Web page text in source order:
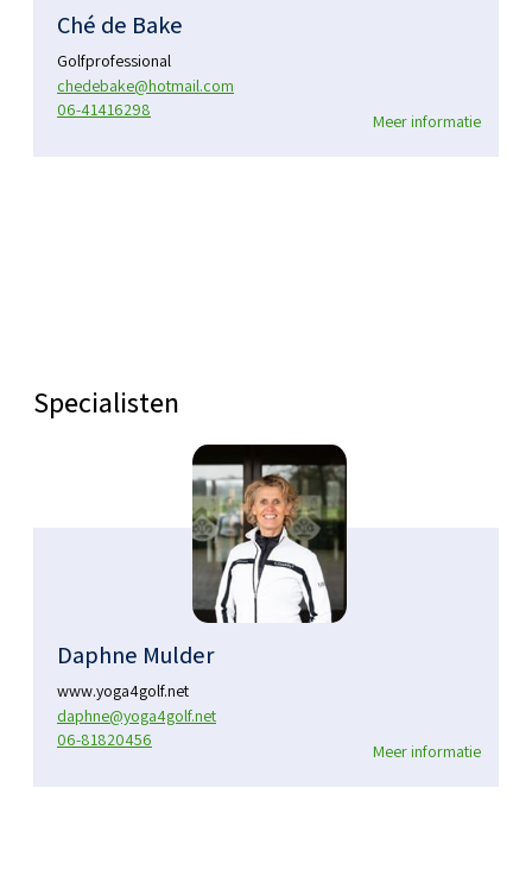
Ché de Bake
Golfprofessional
chedebake@hotmail.com
06-41416298
Meer informatie
Specialisten
Daphne Mulder
www.yoga4golf.net
daphne@yoga4golf.net
06-81820456
Meer informatie